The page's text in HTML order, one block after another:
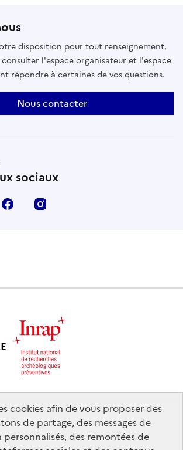
cookies afin de vous proposer des
de partage, des messages de
des remontées de
disposition pour tout renseignement,
l'espace organisateur et l'espace
répondre à certaines de vos questions.
Nous contacter
sociaux
Facebook
info.gouv.fr
data.gouv.fr